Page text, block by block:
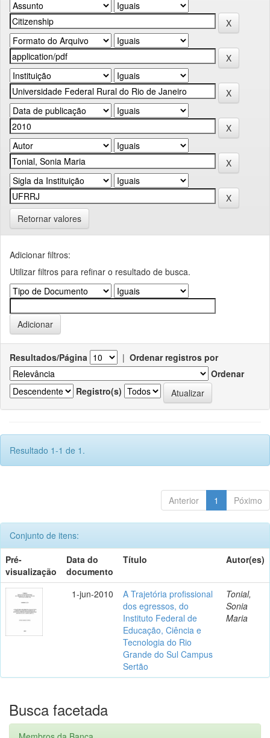
Retornar valores
Adicionar filtros:
Utilizar filtros para refinar o resultado de busca.
Resultados/Página | Ordenar registros por
Ordenar
Registro(s)
Resultado 1-1 de 1.
Anterior 1 Póximo
Conjunto de itens:
Pré-
visualização
Data do
documento
Título Autor(es)
1-jun-2010
A Trajetória profissional
dos egressos, do
Instituto Federal de
Educação, Ciência e
Tecnologia do Rio
Grande do Sul Campus
Sertão
Tonial,
Sonia
Maria
Busca facetada